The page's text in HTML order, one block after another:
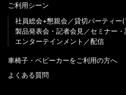
ご利用シーン
社員総会+懇親会
貸切パーティー
製品発表会・記者会見
セミナー
エンターテインメント
配信
車椅子・ベビーカーをご利用の方へ
よくある質問